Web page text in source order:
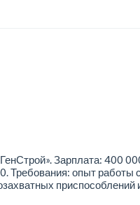
Зарплата: 400
Требования: опыт работы
приспособлений